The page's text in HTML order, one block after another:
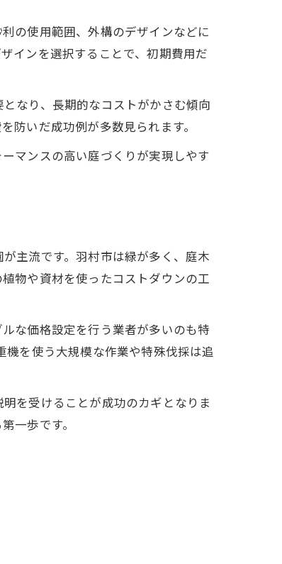
の使用範囲、外構のデザインなどに
インを選択することで、初期費用だ
なり、長期的なコストがかさむ傾向
防いだ成功例が多数見られます。
マンスの高い庭づくりが実現しやす
主流です。羽村市は緑が多く、庭木
物や資材を使ったコストダウンの工
な価格設定を行う業者が多いのも特
を使う大規模な作業や特殊伐採は追
を受けることが成功のカギとなりま
一歩です。